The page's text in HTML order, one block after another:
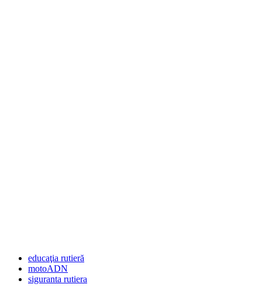
educaţia rutieră
motoADN
siguranta rutiera